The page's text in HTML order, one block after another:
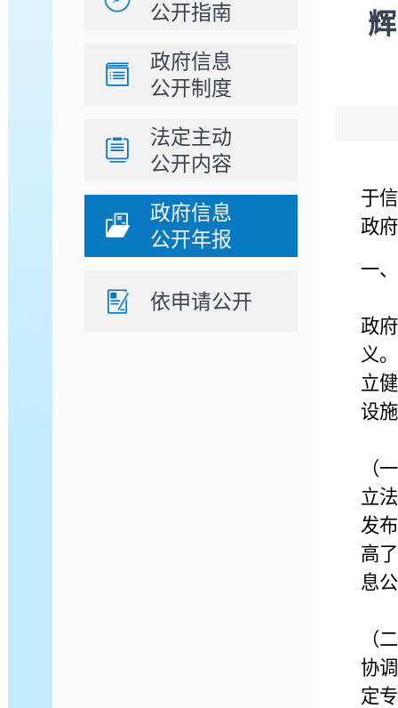
公开指南
政府信息
公开制度
法定主动
公开内容
政府信息
公开年报
依申请公开
于
政
一
政
义
立
设
（
立
发
高
息
（
协
定